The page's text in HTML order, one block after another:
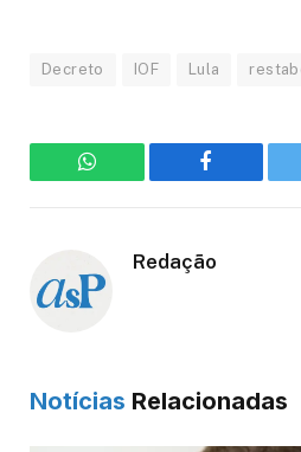
Decreto IOF Lula
WhatsApp Facebook
Redação
Notícias Relacionadas